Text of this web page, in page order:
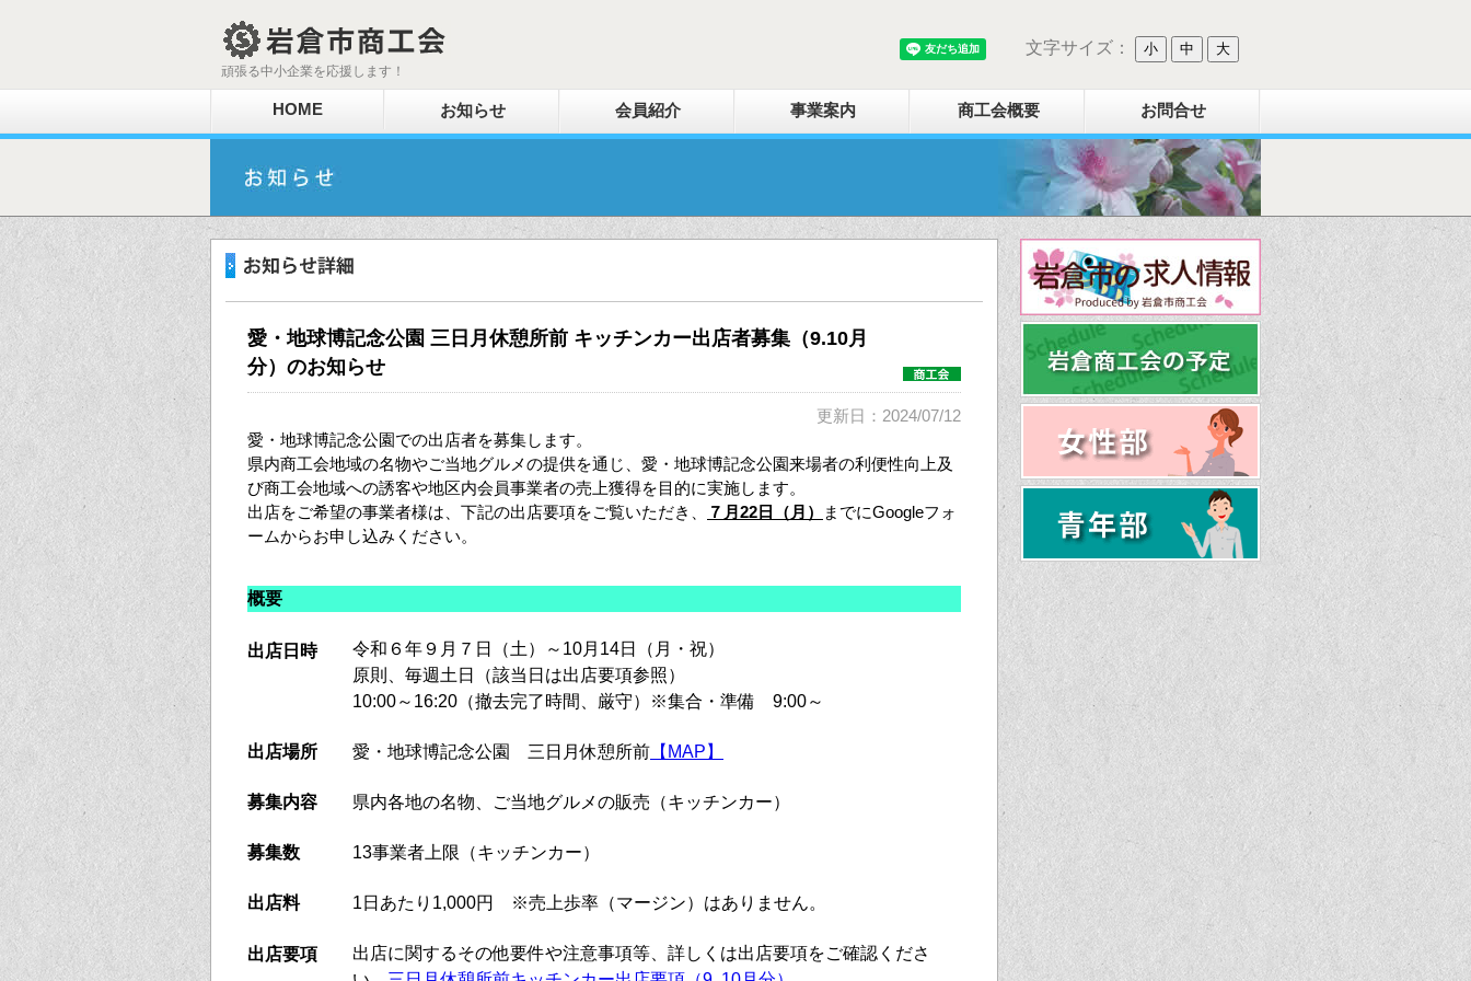
頑張る中小企業を応援します！
文字サイズ： 小 中 大
HOME お知らせ 会員紹介 事業案内 商工会概要 お問合せ
愛・地球博記念公園 三日月休憩所前 キッチンカー出店者募集（9.10月
分）のお知らせ
更新日：2024/07/12
愛・地球博記念公園での出店者を募集します。
県内商工会地域の名物やご当地グルメの提供を通じ、愛・地球博記念公園来場者の利便性向上及
び商工会地域への誘客や地区内会員事業者の売上獲得を目的に実施します。
出店をご希望の事業者様は、下記の出店要項をご覧いただき、
７ 月22日（月）
までにGoogleフォ
ームからお申し込みください。
概要
出店日時
令和６年９月７日（土）～10月14日（月・祝）
原則、毎週土日（該当日は出店要項参照）
10:00～16:20（撤去完了時間、厳守）※集合・準備 9:00～
出店場所 愛・地球博記念公園 三日月休憩所前 【MAP】
募集内容 県内各地の名物、ご当地グルメの販売（キッチンカー）
募集数 13事業者上限（キッチンカー）
出店料 1日あたり1,000円 ※売上歩率（マージン）はありません。
出店要項
出店に関するその他要件や注意事項等、詳しくは出店要項をご確認くださ